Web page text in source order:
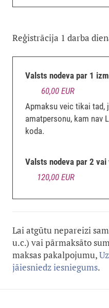
Reģistrācija 1 darba
Valsts nodeva par 1
60,00 EUR
Apmaksu veic tikai tad,
amatpersonu, kam nav
koda.
Valsts nodeva par 2
120,00 EUR
Lai atgūtu nepareizi
u.c.) vai pārmaksāto
maksas pakalpojumu,
jāiesniedz iesniegums.